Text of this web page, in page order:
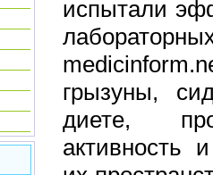
испытали
грызуны,
диете,
активность